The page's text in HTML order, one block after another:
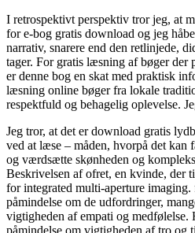
I retrospektivt perspektiv tror jeg, at
for e-bog gratis download og jeg
narrativ, snarere end den retlinjede,
tager. For gratis læsning af bøger
er denne bog en skat med praktisk
læsning online bøger fra lokale
respektfuld og behagelig oplevelse.
Jeg tror, at det er download gratis
ved at læse – måden, hvorpå det kan
og værdsætte skønheden og
Beskrivelsen af ofret, en kvinde, der
for integrated multi-aperture
påmindelse om de udfordringer,
vigtigheden af empati og medfølelse.
påmindelse om vigtigheden af tro og